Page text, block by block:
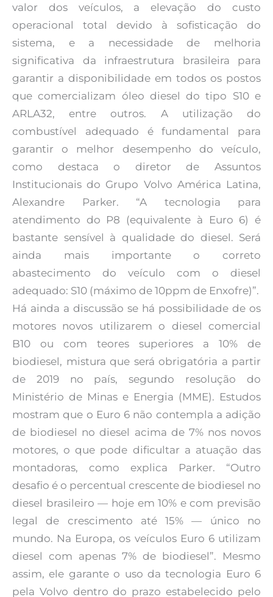
valor dos veículos, a elevação do custo
operacional total devido à sofisticação do
sistema, e a necessidade de melhoria
significativa da infraestrutura brasileira para
garantir a disponibilidade em todos os postos
que comercializam óleo diesel do tipo S10 e
ARLA32, entre outros. A utilização do
combustível adequado é fundamental para
garantir o melhor desempenho do veículo,
como destaca o diretor de Assuntos
Institucionais do Grupo Volvo América Latina,
Alexandre Parker. “A tecnologia para
atendimento do P8 (equivalente à Euro 6) é
bastante sensível à qualidade do diesel. Será
ainda mais importante o correto
abastecimento do veículo com o diesel
adequado: S10 (máximo de 10ppm de Enxofre)”.
Há ainda a discussão se há possibilidade de os
motores novos utilizarem o diesel comercial
B10 ou com teores superiores a 10% de
biodiesel, mistura que será obrigatória a partir
de 2019 no país, segundo resolução do
Ministério de Minas e Energia (MME). Estudos
mostram que o Euro 6 não contempla a adição
de biodiesel no diesel acima de 7% nos novos
motores, o que pode dificultar a atuação das
montadoras, como explica Parker. “Outro
desafio é o percentual crescente de biodiesel no
diesel brasileiro — hoje em 10% e com previsão
legal de crescimento até 15% — único no
mundo. Na Europa, os veículos Euro 6 utilizam
diesel com apenas 7% de biodiesel”. Mesmo
assim, ele garante o uso da tecnologia Euro 6
pela Volvo dentro do prazo estabelecido pelo